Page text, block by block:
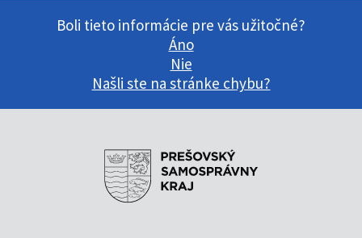
Boli tieto informácie pre vás užitočné?
Áno
Nie
Našli ste na stránke chybu?